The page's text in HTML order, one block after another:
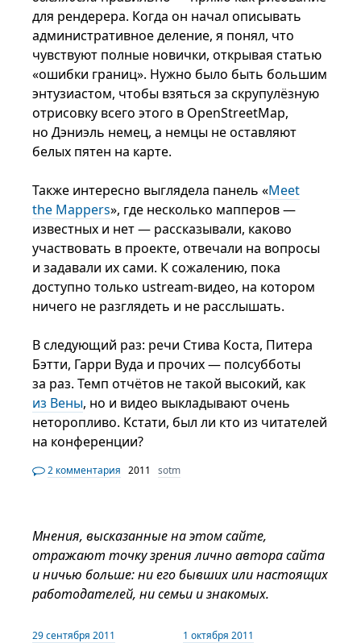
для рендерера. Когда он начал описывать
административное деление, я понял, что
чувствуют полные новички, открывая статью
«ошибки границ». Нужно было быть большим
энтузиастом, чтобы взяться за скрупулёзную
отрисовку всего этого в OpenStreetMap,
но Дэниэль немец, а немцы не оставляют
белых пятен на карте.
Также интересно выглядела панель «Meet
the Mappers», где несколько мапперов —
известных и нет — рассказывали, каково
участвовать в проекте, отвечали на вопросы
и задавали их сами. К сожалению, пока
доступно только ustream-видео, на котором
ничего не разглядеть и не расслышать.
В следующий раз: речи Стива Коста, Питера
Бэтти, Гарри Вуда и прочих — полсубботы
за раз. Темп отчётов не такой высокий, как
из Вены, но и видео выкладывают очень
неторопливо. Кстати, был ли кто из читателей
на конференции?
2 комментария 2011 sotm
Мнения, высказанные на этом сайте,
отражают точку зрения лично автора сайта
и ничью больше: ни его бывших или настоящих
работодателей, ни семьи и знакомых.
29 сентября 2011 1 октября 2011